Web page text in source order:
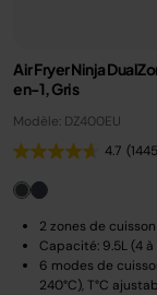
Air Fryer Ninja
en-1, Gris
Modèle: DZ400EU
4.7
2 zones de cuisson
Capacité: 9.5L (4
6 modes de
240°C), T°C